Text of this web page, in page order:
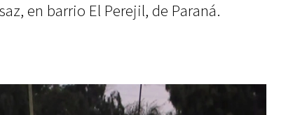
en barrio El Perejil, de Paraná.